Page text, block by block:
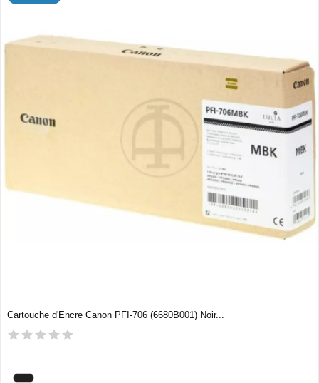
Cartouche d'Encre Canon PFI-706 (6680B001) Noir...